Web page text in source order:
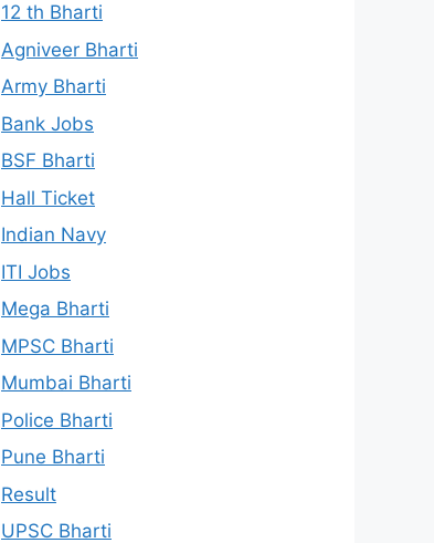
12 th Bharti
Agniveer Bharti
Army Bharti
Bank Jobs
BSF Bharti
Hall Ticket
Indian Navy
ITI Jobs
Mega Bharti
MPSC Bharti
Mumbai Bharti
Police Bharti
Pune Bharti
Result
UPSC Bharti